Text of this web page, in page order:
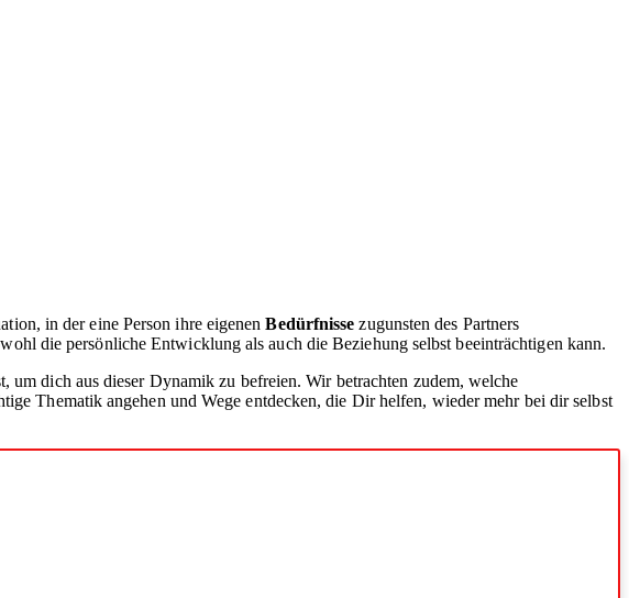
in der eine Person ihre eigenenBedürfnisse zugunsten des Partners
die persönliche Entwicklung als auch die Beziehung selbst beeinträchtigen kann.
um dich aus dieser Dynamik zu befreien. Wir betrachten zudem, welche
Thematik angehen und Wege entdecken, die Dir helfen, wieder mehr bei dir selbst